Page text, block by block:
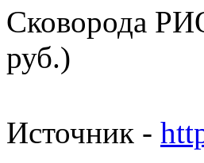
Сковорода
руб.)
Источник -